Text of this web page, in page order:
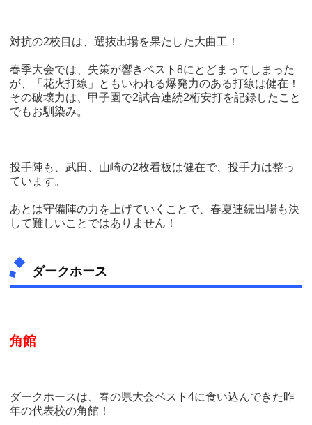
対抗の2校目は、選抜出場を果たした大曲工！
春季大会では、失策が響きベスト8にとどまってしまった
が、「花火打線」ともいわれる爆発力のある打線は健在！
その破壊力は、甲子園で2試合連続2桁安打を記録したこと
でもお馴染み。
投手陣も、武田、山崎の2枚看板は健在で、投手力は整っ
ています。
あとは守備陣の力を上げていくことで、春夏連続出場も決
して難しいことではありません！
ダークホース
角館
ダークホースは、春の県大会ベスト4に食い込んできた昨
年の代表校の角館！